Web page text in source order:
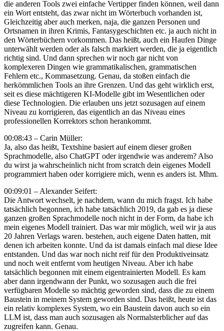
die anderen Tools zwei einfache Vertipper finden können, weil dann
ein Wort entsteht, das zwar nicht im Wörterbuch vorhanden ist,
Gleichzeitig aber auch merken, naja, die ganzen Personen und
Ortsnamen in ihren Krimis, Fantasygeschichten etc. ja auch nicht in
den Wörterbüchern vorkommen. Das heißt, auch ein Haufen Dinge
unterwählt werden oder als falsch markiert werden, die ja eigentlich
richtig sind. Und dann sprechen wir noch gar nicht von
komplexeren Dingen wie grammatikalischen, grammatischen
Fehlern etc., Kommasetzung. Genau, da stoßen einfach die
herkömmlichen Tools an ihre Grenzen. Und das geht wirklich erst,
seit es diese mächtigeren KI-Modelle gibt im Wesentlichen oder
diese Technologien. Die erlauben uns jetzt sozusagen auf einem
Niveau zu korrigieren, das eigentlich an das Niveau eines
professionellen Korrektors schon herankommt.
00:08:43 – Carin Müller:
Ja, also das heißt, Textshine basiert auf einem dieser großen
Sprachmodelle, also ChatGPT oder irgendwie was anderem? Also
du wirst ja wahrscheinlich nicht from scratch dein eigenes Modell
programmiert haben oder korrigiere mich, wenn es anders ist. Mhm.
00:09:01 – Alexander Seifert:
Die Antwort wechselt, je nachdem, wann du mich fragst. Ich habe
tatsächlich begonnen, ich habe tatsächlich 2019, da gab es ja diese
ganzen großen Sprachmodelle noch nicht in der Form, da habe ich
mein eigenes Modell trainiert. Das war mir möglich, weil wir ja aus
20 Jahren Verlags waren. bestehen, auch eigene Daten hatten, mit
denen ich arbeiten konnte. Und da ist damals einfach mal diese Idee
entstanden. Und das war noch nicht reif für den Produktiveinsatz
und noch weit entfernt vom heutigen Niveau. Aber ich habe
tatsächlich begonnen mit einem eigentrainierten Modell. Es kam
aber dann irgendwann der Punkt, wo sozusagen auch die frei
verfügbaren Modelle so mächtig geworden sind, dass die zu einem
Baustein in meinem System geworden sind. Das heißt, heute ist das
ein relativ komplexes System, wo ein Baustein davon auch so ein
LLM ist, dass man auch sozusagen als Normalsterblicher auf das
zugreifen kann. Genau.